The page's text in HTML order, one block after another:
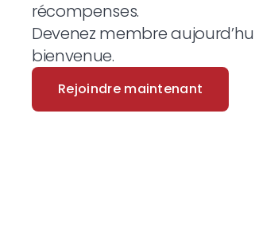
récompenses.
Devenez membre
bienvenue.
Rejoindre maintenant